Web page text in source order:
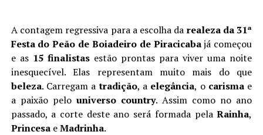
A contagem regressiva para a escolha da realeza da 31ª
Festa do Peão de Boiadeiro de Piracicabajá começou
e as 15 finalistasestão prontas para viver uma noite
inesquecível. Elas representam muito mais do que
beleza. Carregam atradição, a elegância, o carisma e
a paixão pelo universo country. Assim como no ano
passado, a corte deste ano será formada pelaRainha,
PrincesaeMadrinha.